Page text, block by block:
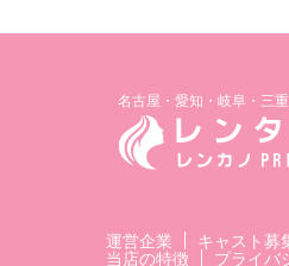
名古屋・愛知・岐阜・三
運営企業 キャスト募
当店の特徴
プライバ